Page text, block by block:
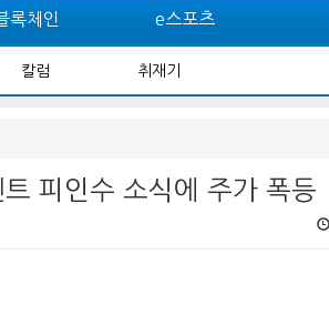
록체인 e스포츠
칼럼 취재기
피인수 소식에 주가 폭등